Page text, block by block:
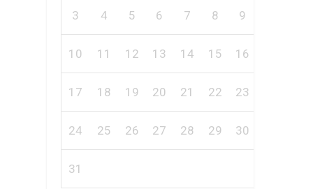
3 4 5 6 7 8 9
10 11 12 13 14 15 16
17 18 19 20 21 22 23
24 25 26 27 28 29 30
31